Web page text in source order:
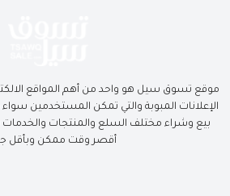
موقع تسوق سيل هو واحد من أهم المواقع
الإعلانات المبوبة والتي تمكن المستخدمين
بيع وشراء مختلف السلع والمنتجات والخدمات
أقصر وقت ممكن وبأقل